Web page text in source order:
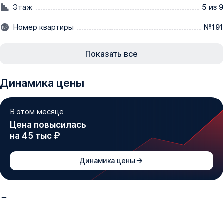
Этаж 5 из 9
Номер квартиры №191
Показать все
Динамика цены
В этом месяце
Цена повысилась
на 45 тыс ₽
Динамика цены